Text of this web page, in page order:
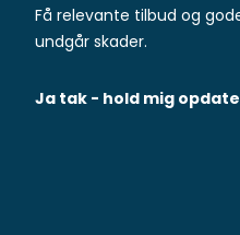
Få relevante tilbud og
undgår skader.
Ja tak - hold mig